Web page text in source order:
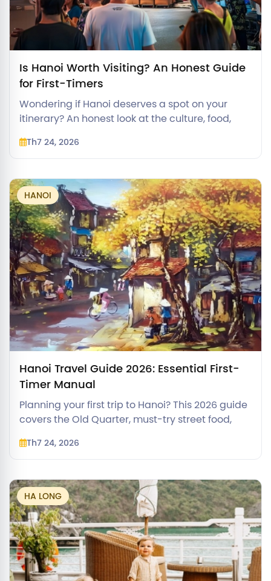
Is Hanoi Worth Visiting? An Honest Guide
for First-Timers
Wondering if Hanoi deserves a spot on your
itinerary? An honest look at the culture, food,
Th7 24, 2026
HANOI
Hanoi Travel Guide 2026: Essential First-
Timer Manual
Planning your first trip to Hanoi? This 2026 guide
covers the Old Quarter, must-try street food,
Th7 24, 2026
HA LONG